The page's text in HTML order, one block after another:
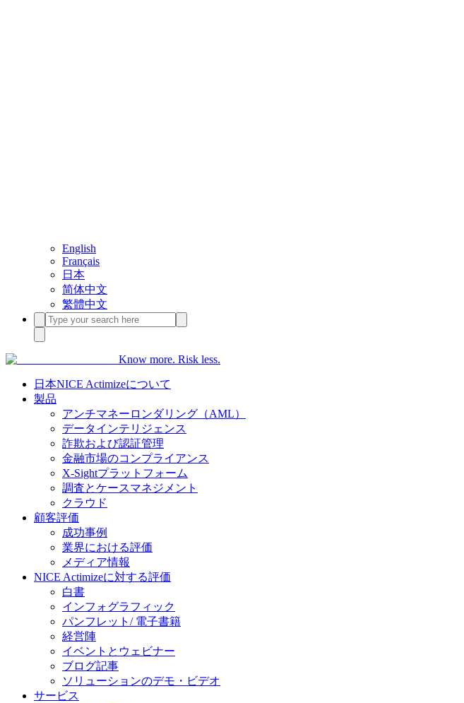
English
Français
日本
简体中文
繁體中文
Know more. Risk less.
日本NICE Actimizeについて
製品
アンチマネーロンダリング（AML）
データインテリジェンス
詐欺および認証管理
金融市場のコンプライアンス
X-Sightプラットフォーム
調査とケースマネジメント
クラウド
顧客評価
成功事例
業界における評価
メディア情報
NICE Actimizeに対する評価
白書
インフォグラフィック
パンフレット/ 電子書籍
経営陣
イベントとウェビナー
ブログ記事
ソリューションのデモ・ビデオ
サービス